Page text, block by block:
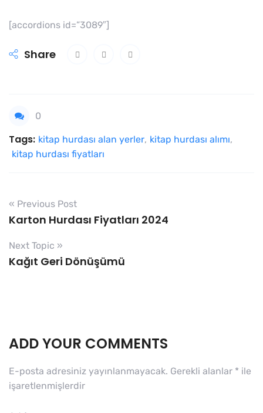
[accordions id=”3089″]
Share
0
Tags: kitap hurdası alan yerler, kitap hurdası alımı,
kitap hurdası fiyatları
« Previous Post
Karton Hurdası Fiyatları 2024
Next Topic »
Kağıt Geri Dönüşümü
ADD YOUR COMMENTS
E-posta adresiniz yayınlanmayacak. Gerekli alanlar * ile
işaretlenmişlerdir